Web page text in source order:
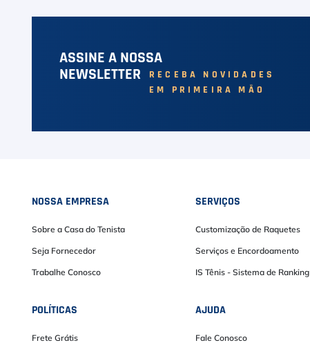
ASSINE A NOSSA
NEWSLETTER
RECEBA NOVIDADES
EM PRIMEIRA MÃO
NOSSA EMPRESA
Sobre a Casa do Tenista
Seja Fornecedor
Trabalhe Conosco
POLÍTICAS
Frete Grátis
SERVIÇOS
Customização de Raquetes
Serviços e Encordoamento
IS Tênis - Sistema de Ranking
AJUDA
Fale Conosco